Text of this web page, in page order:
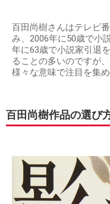
百田尚樹さんはテレビ
み、2006年に50歳で小
年に63歳で小説家引退
ることの多いのですが
様々な意味で注目を集
百田尚樹作品の選び